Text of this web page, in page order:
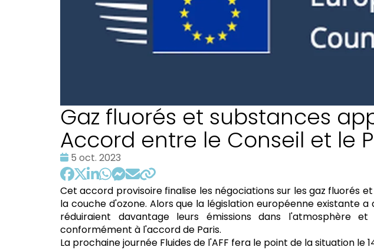
Gaz fluorés et substances
Accord entre le Conseil et le
Date
:
5 oct. 2023
Cet accord provisoire finalise les négociations sur les gaz fluorés
la couche d'ozone. Alors que la législation européenne existante
réduiraient davantage leurs émissions dans l'atmosphère
conformément à l'accord de Paris.
La prochaine journée Fluides de l'AFF fera le point de la situation le